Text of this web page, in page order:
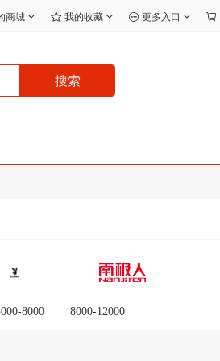
商城 我的收藏 更多入口
搜索
8000 8000-12000